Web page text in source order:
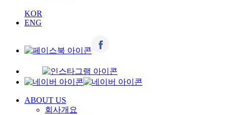
KOR
ENG
ABOUT US
회사개요